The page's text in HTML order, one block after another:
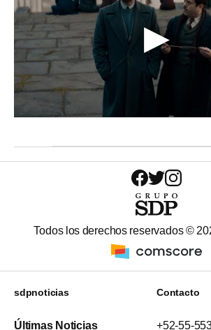
Todos los derechos reservados ©
sdpnoticias
Últimas Noticias
Contacto
+52-55-